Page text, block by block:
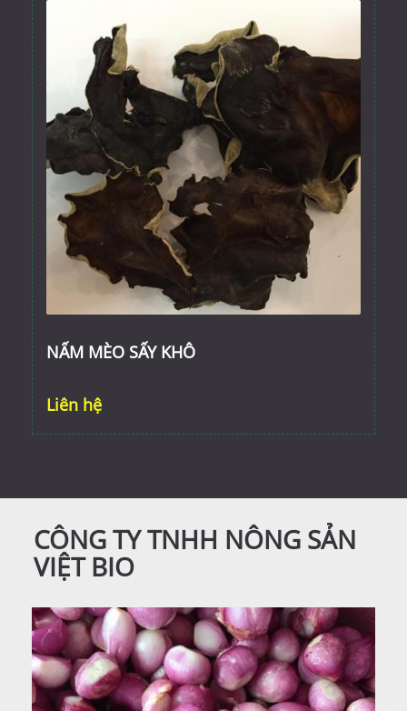
NẤM MÈO SẤY KHÔ
Liên hệ
CÔNG TY TNHH NÔNG SẢN
VIỆT BIO